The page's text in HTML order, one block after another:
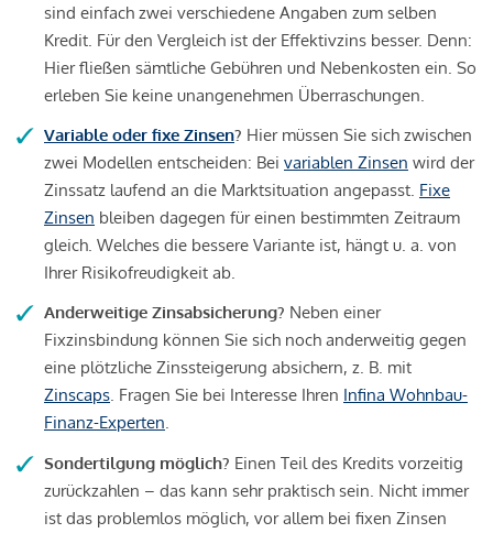
sind einfach zwei verschiedene Angaben zum selben
Kredit. Für den Vergleich ist der Effektivzins besser. Denn:
Hier fließen sämtliche Gebühren und Nebenkosten ein. So
erleben Sie keine unangenehmen Überraschungen.
Variable oder fixe Zinsen? Hier müssen Sie sich zwischen
zwei Modellen entscheiden: Bei variablen Zinsen wird der
Zinssatz laufend an die Marktsituation angepasst. Fixe
Zinsen bleiben dagegen für einen bestimmten Zeitraum
gleich. Welches die bessere Variante ist, hängt u. a. von
Ihrer Risikofreudigkeit ab.
Anderweitige Zinsabsicherung? Neben einer
Fixzinsbindung können Sie sich noch anderweitig gegen
eine plötzliche Zinssteigerung absichern, z. B. mit
Zinscaps. Fragen Sie bei Interesse Ihren Infina Wohnbau-
Finanz-Experten.
Sondertilgung möglich? Einen Teil des Kredits vorzeitig
zurückzahlen – das kann sehr praktisch sein. Nicht immer
ist das problemlos möglich, vor allem bei fixen Zinsen